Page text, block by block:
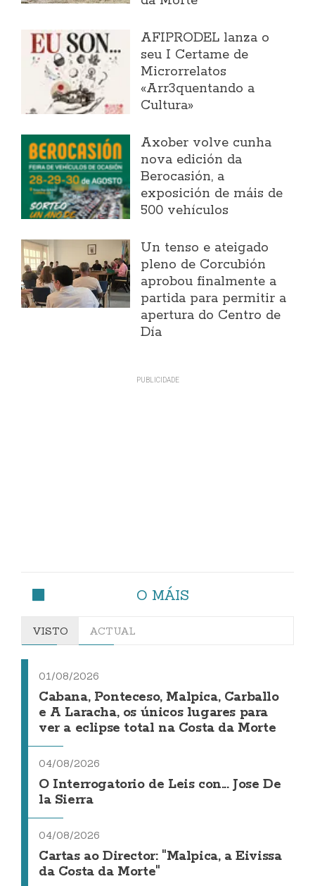
AFIPRODEL lanza o
seu I Certame de
Microrrelatos
«Arr3quentando a
Cultura»
Axober volve cunha
nova edición da
Berocasión, a
exposición de máis de
500 vehículos
Un tenso e ateigado
pleno de Corcubión
aprobou finalmente a
partida para permitir a
apertura do Centro de
Día
O MÁIS
VISTO ACTUAL
01/08/2026
Cabana, Ponteceso, Malpica, Carballo
e A Laracha, os únicos lugares para
ver a eclipse total na Costa da Morte
04/08/2026
O Interrogatorio de Leis con... Jose De
la Sierra
04/08/2026
Cartas ao Director: "Malpica, a Eivissa
da Costa da Morte"